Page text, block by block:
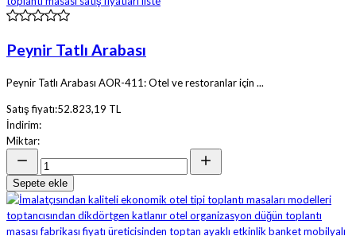
Peynir Tatlı Arabası
Peynir Tatlı Arabası AOR-411: Otel ve restoranlar için ...
Satış fiyatı:52.823,19 TL
İndirim:
Miktar:
Sepete ekle